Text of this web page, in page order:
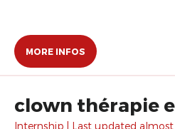
MORE INFOS
clown thérapie
Internship | Last updated almost